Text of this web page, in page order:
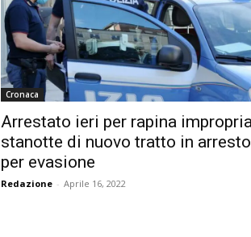
Cronaca
Arrestato ieri per rapina
stanotte di nuovo tratto in arresto
per evasione
Redazione - Aprile 16, 2022